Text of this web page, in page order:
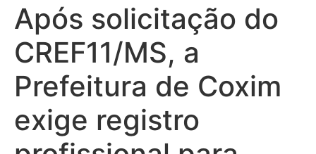
Após solicitação do
CREF11/MS, a
Prefeitura de Coxim
exige registro